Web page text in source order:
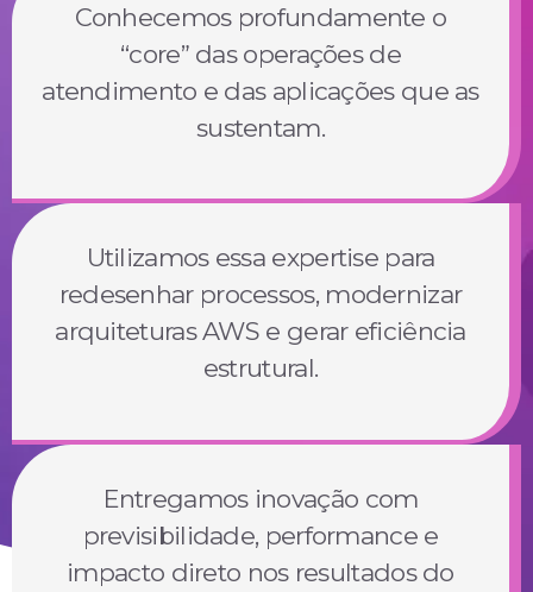
Conhecemos profundamente o
“core” das operações de
atendimento e das aplicações que as
sustentam.
Utilizamos essa expertise para
redesenhar processos, modernizar
arquiteturas AWS e gerar eficiência
estrutural.
Entregamos inovação com
previsibilidade, performance e
impacto direto nos resultados do